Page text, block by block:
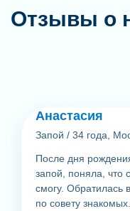
Отзывы о
Анастасия
Запой / 34 года,
После дня
запой, поняла, что
смогу. Обратилась
по совету